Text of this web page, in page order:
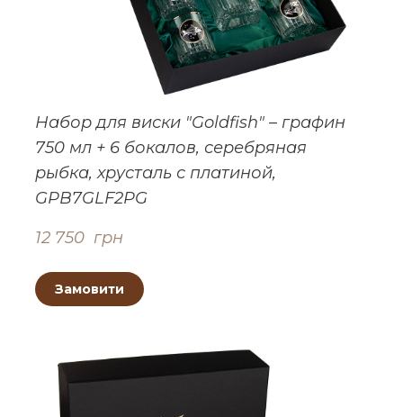
Набор для виски "Goldfish" – графин
750 мл + 6 бокалов, серебряная
рыбка, хрусталь с платиной,
GPB7GLF2PG
12 750  грн
Замовити